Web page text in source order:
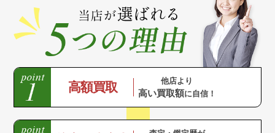
高額買取 他店より
高い買取額に自信！